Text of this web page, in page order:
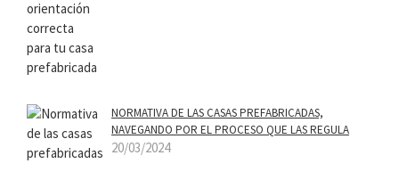
NORMATIVA DE LAS CASAS PREFABRICADAS,
NAVEGANDO POR EL PROCESO QUE LAS REGULA
20/03/2024